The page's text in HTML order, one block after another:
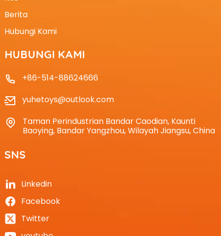
Berita
Hubungi Kami
HUBUNGI KAMI
+86-514-88624666
yuhetoys@outlook.com
Taman Perindustrian Bandar Caodian, Kaunti
Baoying, Bandar Yangzhou, Wilayah Jiangsu, China
SNS
Linkedin
Facebook
Twitter